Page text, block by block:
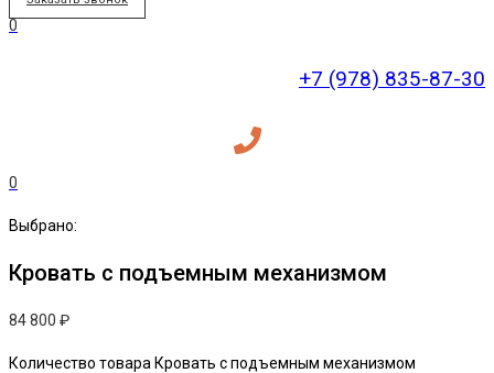
0
+7 (978) 835-87-30
0
Выбрано:
Кровать с подъемным механизмом
84 800 ₽
Количество товара Кровать с подъемным механизмом